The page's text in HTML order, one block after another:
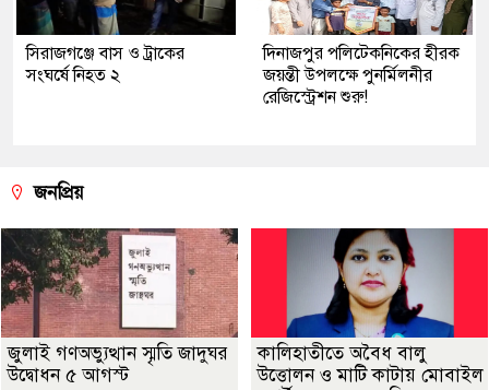
সিরাজগঞ্জে বাস ও ট্রাকের
সংঘর্ষে নিহত ২
দিনাজপুর পলিটেকনিকের হীরক
জয়ন্তী উপলক্ষে পুনর্মিলনীর
রেজিস্ট্রেশন শুরু!
জনপ্রিয়
জুলাই গণঅভ্যুত্থান স্মৃতি জাদুঘর
উদ্বোধন ৫ আগস্ট
কালিহাতীতে অবৈধ বালু
উত্তোলন ও মাটি কাটায় মোবাইল